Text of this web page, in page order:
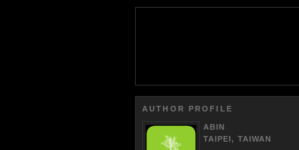
AUTHOR PROFILE
ABIN
TAIPEI, TAIWAN